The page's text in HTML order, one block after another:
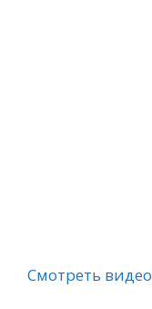
Смотреть видео